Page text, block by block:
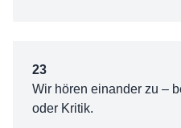
23
Wir hören einander zu –
oder Kritik.